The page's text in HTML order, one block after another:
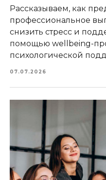
Рассказываем, как
профессиональное
снизить стресс и
помощью wellbeing-
психологической
07.07.2026